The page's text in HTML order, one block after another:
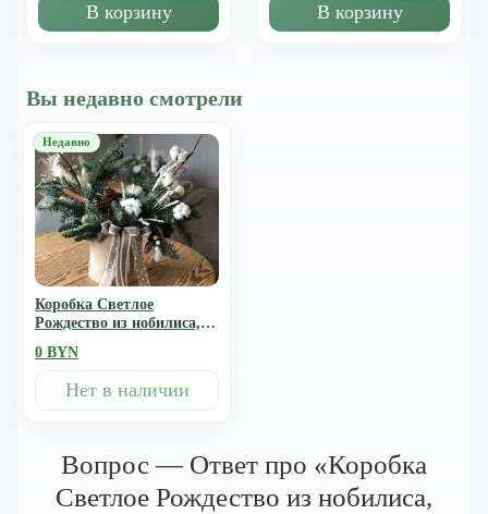
В корзину В корзину
Вы недавно смотрели
Коробка Светлое
Рождество из нобилиса,
0 BYN
Нет в наличии
Вопрос — Ответ про «Коробка
Светлое Рождество из нобилиса,